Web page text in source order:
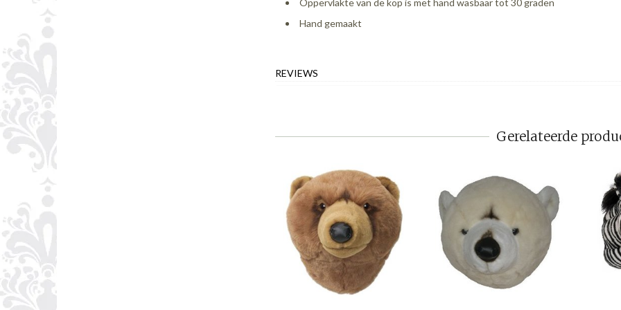
Oppervlakte van de kop is met hand wasbaar tot 30 graden
Hand gemaakt
REVIEWS
Gerelateerde